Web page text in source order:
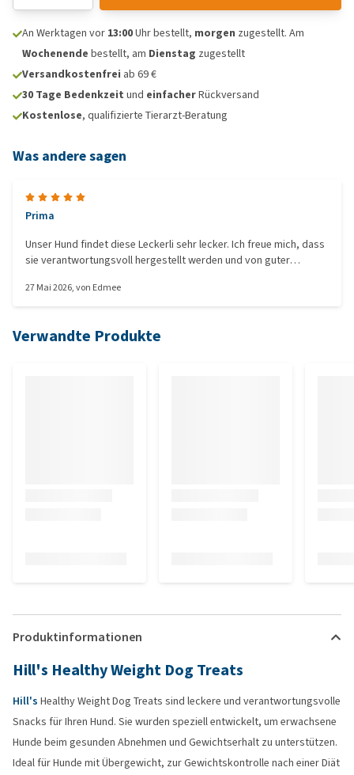
An Werktagen vor 13:00Uhr bestellt, morgen zugestellt. Am
Wochenende bestellt, am Dienstag zugestellt
Versandkostenfrei ab 69 €
30 Tage Bedenkzeit und einfacherRückversand
Kostenlose, qualifizierte Tierarzt-Beratung
Was andere sagen
Prima
Unser Hund findet diese Leckerli sehr lecker. Ich freue mich, dass
sie verantwortungsvoll hergestellt werden und von guter
27 Mai 2026, von Edmee
Verwandte Produkte
Produktinformationen
Hill's Healthy Weight Dog Treats
Hill's Healthy Weight Dog Treats sind leckere und verantwortungsvolle
Snacks für Ihren Hund. Sie wurden speziell entwickelt, um erwachsene
Hunde beim gesunden Abnehmen und Gewichtserhalt zu unterstützen.
Ideal für Hunde mit Übergewicht, zur Gewichtskontrolle nach einer Diät